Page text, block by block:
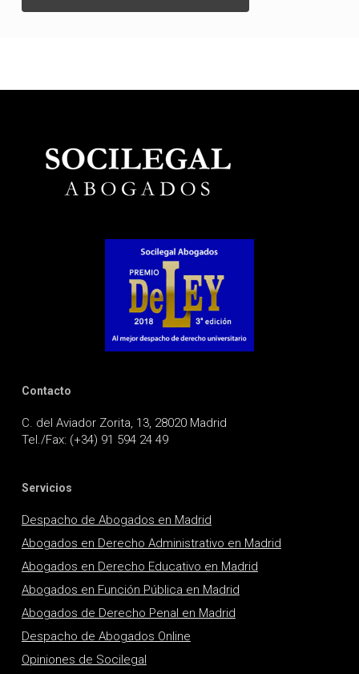
Contacto
C. del Aviador Zorita, 13, 28020 Madrid
Tel./Fax: (+34) 91 594 24 49
Servicios
Despacho de Abogados en Madrid
Abogados en Derecho Administrativo en Madrid
Abogados en Derecho Educativo en Madrid
Abogados en Función Pública en Madrid
Abogados de Derecho Penal en Madrid
Despacho de Abogados Online
Opiniones de Socilegal